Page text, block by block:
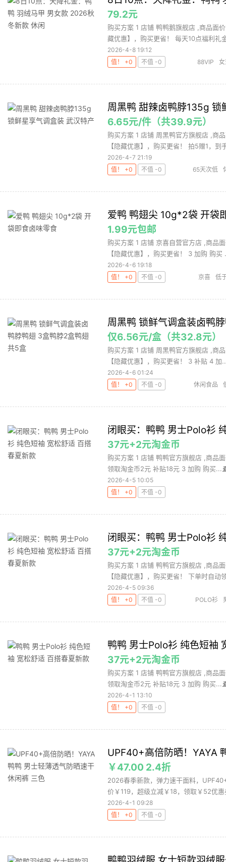
79.2元
购买方案 1 店铺 鸭鸭鹅旗舰店 ,商品面
藏优惠】，购买更省！ 每天10点福利礼
2026-4-8 19:12
值！ +0
不值 -0 88VIP
周黑鸭 甜辣卤鸭脖135g 锁
6.65元/件（共39.9元）
购买方案 1 店铺 周黑鸭官方旗舰店 ,商
【隐藏优惠】，购买更省！ 拍5赠1，到
2026-4-7 21:19
值！ +0
不值 -0 65天次低
爱鸭 鸭翅尖 10g*2袋 开袋
1.99元包邮
购买方案 1 店铺 京喜自营官方店 ,商品
【隐藏优惠】，购买更省！ 3 加购 购买
2026-4-6 19:18
值！ +0
不值 -0 京喜 低
周黑鸭 锁鲜气调盒装卤鸭
仅6.56元/盒（共32.8元）
购买方案 1 店铺 周黑鸭官方旗舰店 ,商
【隐藏优惠】，购买更省！ 3 补贴 4 加
2026-4-6 01:24
值！ +0
不值 -0 休闲食品
闭眼买：鸭鸭 男士Polo衫
37元+2元淘金币
购买方案 1 店铺 鸭鸭官方旗舰店 ,商品
领取淘金币2元 补贴18元 3 加购 购买...
2026-4-5 10:05
值！ +0
不值 -0
闭眼买：鸭鸭 男士Polo衫
37元+2元淘金币
购买方案 1 店铺 鸭鸭官方旗舰店 ,商品
【隐藏优惠】，购买更省！ 下单时自动
2026-4-5 09:36
值！ +0
不值 -0 POLO衫
鸭鸭 男士Polo衫 纯色短袖
37元+2元淘金币
购买方案 1 店铺 鸭鸭官方旗舰店 ,商品
领取淘金币2元 补贴18元 3 加购 购买...
2026-4-1 13:10
值！ +0
不值 -0
UPF40+高倍防晒！YAYA
￥47.00 2.4折
2026春季新款，弹力速干面料，
价￥119，超级立减￥18，领取￥52优
2026-4-1 09:28
值！ +0
不值 -0